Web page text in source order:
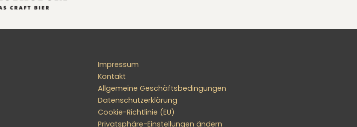
Impressum
Kontakt
Allgemeine Geschäftsbedingungen
Datenschutzerklärung
Cookie-Richtlinie (EU)
Privatsphäre-Einstellungen ändern